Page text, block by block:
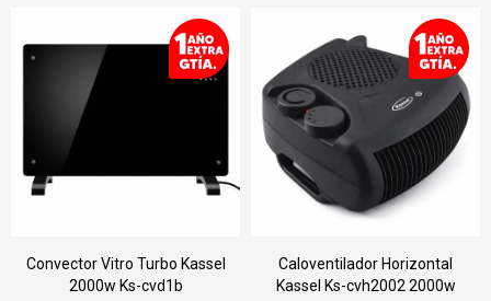
Convector Vitro Turbo Kassel
2000w Ks-cvd1b
Caloventilador Horizontal
Kassel Ks-cvh2002 2000w